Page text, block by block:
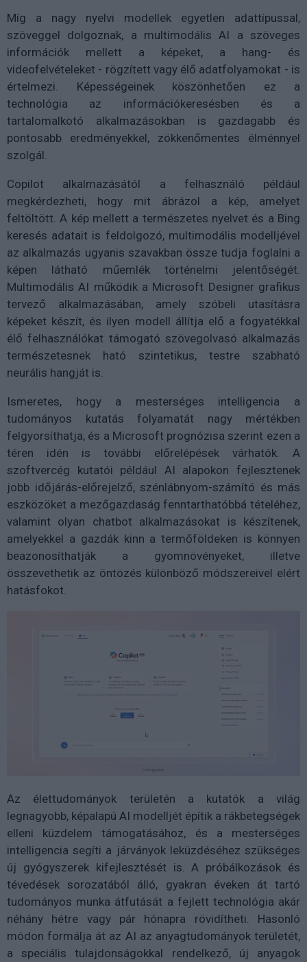
Míg a nagy nyelvi modellek egyetlen adattípussal,
szöveggel dolgoznak, a multimodális AI a szöveges
információk mellett a képeket, a hang- és
videofelvételeket - rögzített vagy élő adatfolyamokat - is
értelmezi. Képességeinek köszönhetően ez a
technológia az információkeresésben és a
tartalomalkotó alkalmazásokban is gazdagabb és
pontosabb eredményekkel, zökkenőmentes élménnyel
szolgál.
Copilot alkalmazásától a felhasználó például
megkérdezheti, hogy mit ábrázol a kép, amelyet
feltöltött. A kép mellett a természetes nyelvet és a Bing
keresés adatait is feldolgozó, multimodális modelljével
az alkalmazás ugyanis szavakban össze tudja foglalni a
képen látható műemlék történelmi jelentőségét.
Multimodális AI működik a Microsoft Designer grafikus
tervező alkalmazásában, amely szóbeli utasításra
képeket készít, és ilyen modell állítja elő a fogyatékkal
élő felhasználókat támogató szövegolvasó alkalmazás
természetesnek ható szintetikus, testre szabható
neurális hangját is.
Ismeretes, hogy a mesterséges intelligencia a
tudományos kutatás folyamatát nagy mértékben
felgyorsíthatja, és a Microsoft prognózisa szerint ezen a
téren idén is további előrelépések várhatók. A
szoftvercég kutatói például AI alapokon fejlesztenek
jobb időjárás-előrejelző, szénlábnyom-számító és más
eszközöket a mezőgazdaság fenntarthatóbbá tételéhez,
valamint olyan chatbot alkalmazásokat is készítenek,
amelyekkel a gazdák kinn a termőföldeken is könnyen
beazonosíthatják a gyomnövényeket, illetve
összevethetik az öntözés különböző módszereivel elért
hatásfokot.
Az élettudományok területén a kutatók a világ
legnagyobb, képalapú AI modelljét építik a rákbetegségek
elleni küzdelem támogatásához, és a mesterséges
intelligencia segíti a járványok leküzdéséhez szükséges
új gyógyszerek kifejlesztését is. A próbálkozások és
tévedések sorozatából álló, gyakran éveken át tartó
tudományos munka átfutását a fejlett technológia akár
néhány hétre vagy pár hónapra rövidítheti. Hasonló
módon formálja át az AI az anyagtudományok területét,
a speciális tulajdonságokkal rendelkező, új anyagok